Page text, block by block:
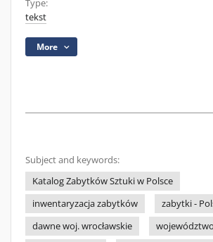
Type:
tekst
More
Subject and keywords:
Katalog Zabytków Sztuki w Polsce
inwentaryzacja zabytków
zabytki -
dawne woj. wrocławskie